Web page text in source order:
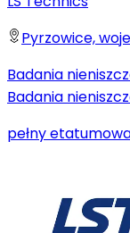
Pyrzowice,
Badania
Badania
pełny etat